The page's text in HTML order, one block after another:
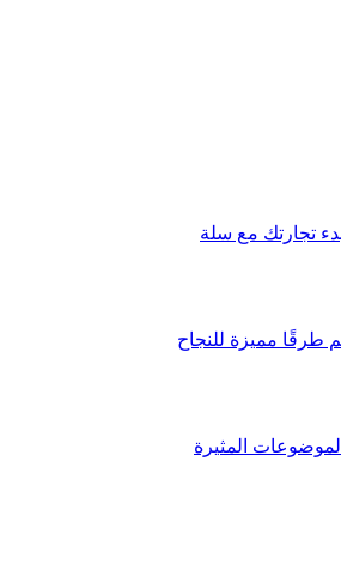
تجارتك مع سلة
طرقًا مميزة للنجاح
المثيرة